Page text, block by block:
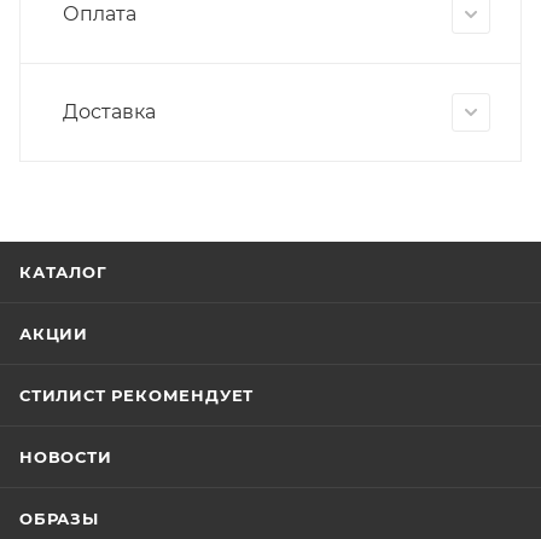
Оплата
Доставка
КАТАЛОГ
АКЦИИ
СТИЛИСТ РЕКОМЕНДУЕТ
НОВОСТИ
ОБРАЗЫ